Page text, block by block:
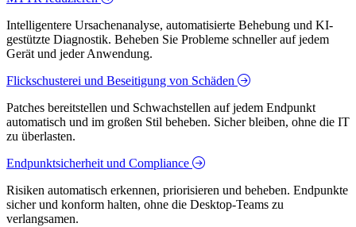
Intelligentere Ursachenanalyse, automatisierte Behebung und KI-
gestützte Diagnostik. Beheben Sie Probleme schneller auf jedem
Gerät und jeder Anwendung.
Flickschusterei und Beseitigung von Schäden
Patches bereitstellen und Schwachstellen auf jedem Endpunkt
automatisch und im großen Stil beheben. Sicher bleiben, ohne die IT
zu überlasten.
Endpunktsicherheit und Compliance
Risiken automatisch erkennen, priorisieren und beheben. Endpunkte
sicher und konform halten, ohne die Desktop-Teams zu
verlangsamen.